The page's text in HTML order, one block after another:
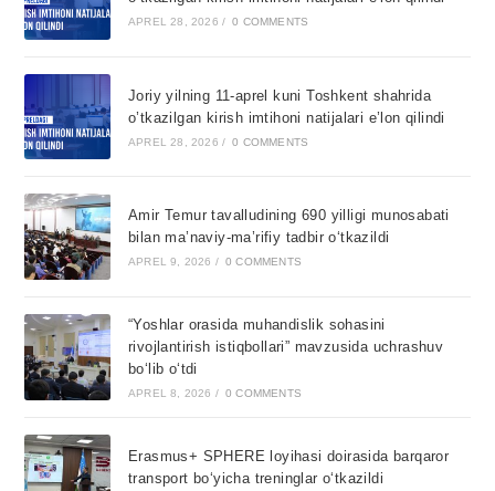
APREL 28, 2026 / 0 COMMENTS
Joriy yilning 11-aprel kuni Toshkent shahrida
o’tkazilgan kirish imtihoni natijalari e’lon qilindi
APREL 28, 2026 / 0 COMMENTS
Amir Temur tavalludining 690 yilligi munosabati
bilan ma’naviy-ma’rifiy tadbir o‘tkazildi
APREL 9, 2026 / 0 COMMENTS
“Yoshlar orasida muhandislik sohasini
rivojlantirish istiqbollari” mavzusida uchrashuv
bo‘lib o‘tdi
APREL 8, 2026 / 0 COMMENTS
Erasmus+ SPHERE loyihasi doirasida barqaror
transport bo‘yicha treninglar o‘tkazildi